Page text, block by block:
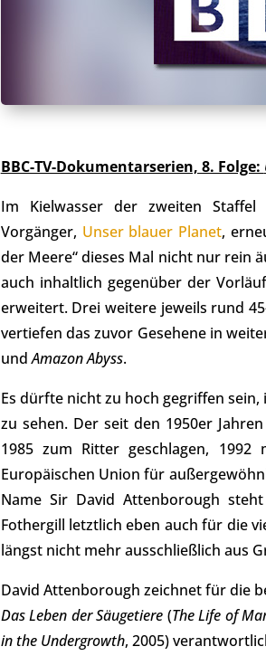
BBC-TV-Dokumentarserien, 8. Folge:
Im Kielwasser der zweiten Staffel
Vorgänger, Unser blauer Planet,
der Meere“ dieses Mal nicht nur rein
auch inhaltlich gegenüber der
erweitert. Drei weitere jeweils rund
vertiefen das zuvor Gesehene in
undAmazon Abyss.
Es dürfte nicht zu hoch gegriffen
zu sehen. Der seit den 1950er
1985 zum Ritter geschlagen,
Europäischen Union für
Name Sir David Attenborough
Fothergill letztlich eben auch für die
längst nicht mehr ausschließlich aus
David Attenborough zeichnet für die
Das Leben der Säugetiere (The Life of
in the Undergrowth, 2005)